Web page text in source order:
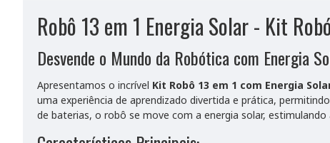
Robô 13 em 1 Energia Solar - Kit
Desvende o Mundo da Robótica com Energia
Apresentamos o incrível Kit Robô 13 em 1 com Energia
uma experiência de aprendizado divertida e prática,
de baterias, o robô se move com a energia solar,